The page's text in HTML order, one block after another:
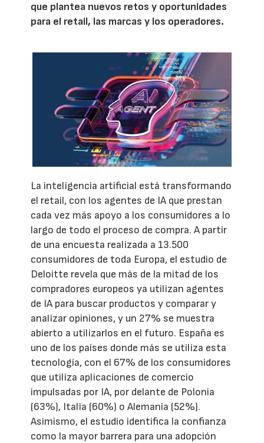
que plantea nuevos retos y oportunidades
para el retail, las marcas y los operadores.
La inteligencia artificial está transformando
el retail, con los agentes de IA que prestan
cada vez más apoyo a los consumidores a lo
largo de todo el proceso de compra. A partir
de una encuesta realizada a 13.500
consumidores de toda Europa, el estudio de
Deloitte revela que más de la mitad de los
compradores europeos ya utilizan agentes
de IA para buscar productos y comparar y
analizar opiniones, y un 27% se muestra
abierto a utilizarlos en el futuro. España es
uno de los países donde más se utiliza esta
tecnología, con el 67% de los consumidores
que utiliza aplicaciones de comercio
impulsadas por IA, por delante de Polonia
(63%), Italia (60%) o Alemania (52%).
Asimismo, el estudio identifica la confianza
como la mayor barrera para una adopción